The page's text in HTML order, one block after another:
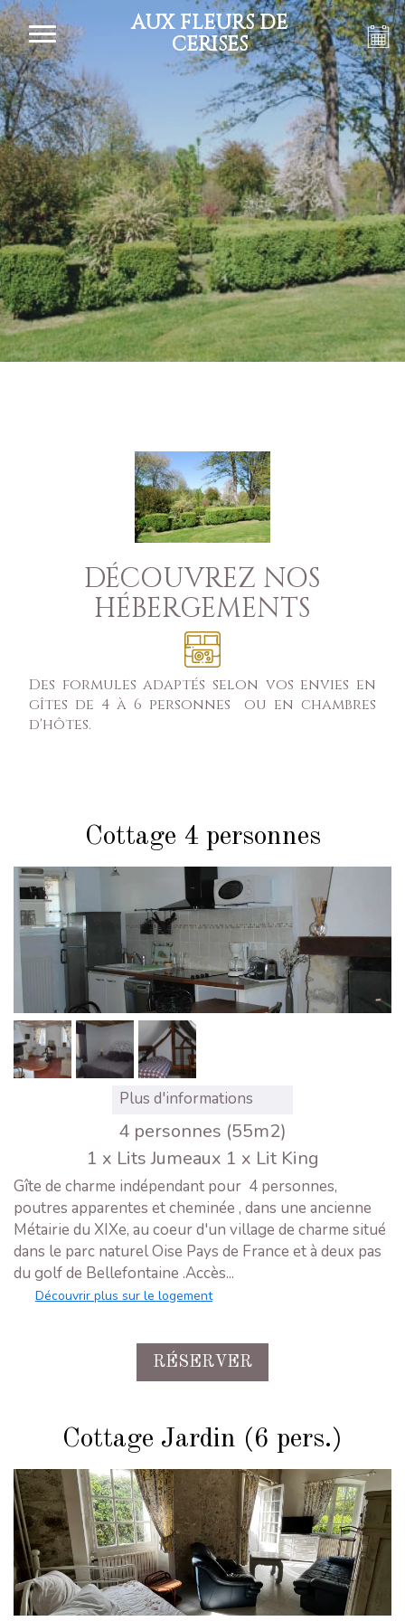
AUX FLEURS DE
CERISES
DÉCOUVREZ NOS
HÉBERGEMENTS
Des formules adaptés selon vos envies en
gîtes de 4 à 6 personnes ou en chambres
d'hôtes.
Cottage 4 personnes
Plus d'informations
4 personnes (55m2)
1 x Lits Jumeaux 1 x Lit King
Gîte de charme indépendant pour 4 personnes,
poutres apparentes et cheminée , dans une ancienne
Métairie du XIXe, au coeur d'un village de charme situé
dans le parc naturel Oise Pays de France et à deux pas
du golf de Bellefontaine .Accès...
Découvrir plus sur le logement
RÉSERVER
Cottage Jardin (6 pers.)